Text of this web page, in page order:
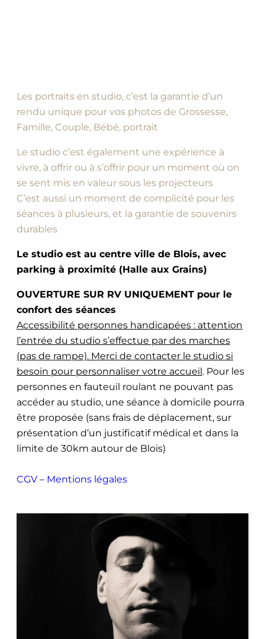
Les portraits en studio, c’est la garantie d’un
rendu unique pour vos photos de Grossesse,
Famille, Couple, Bébé, portrait
Le studio c’est également une expérience à
vivre, à offrir ou à s’offrir pour un moment où on
se sent mis en valeur sous les projecteurs
C’est aussi un moment de complicité pour les
séances à plusieurs, et la garantie de souvenirs
durables
Le studio est au centre ville de Blois, avec
parking à proximité (Halle aux Grains)
OUVERTURE SUR RV UNIQUEMENT pour le
confort des séances
Accessibilité personnes handicapées : attention
l’entrée du studio s’effectue par des marches
(pas de rampe). Merci de contacter le studio si
besoin pour personnaliser votre accueil. Pour les
personnes en fauteuil roulant ne pouvant pas
accéder au studio, une séance à domicile pourra
être proposée (sans frais de déplacement, sur
présentation d’un justificatif médical et dans la
limite de 30km autour de Blois)
CGV – Mentions légales